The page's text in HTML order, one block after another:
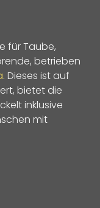
für Taube,
betrieben
. Dieses ist auf
bietet die
inklusive
mit